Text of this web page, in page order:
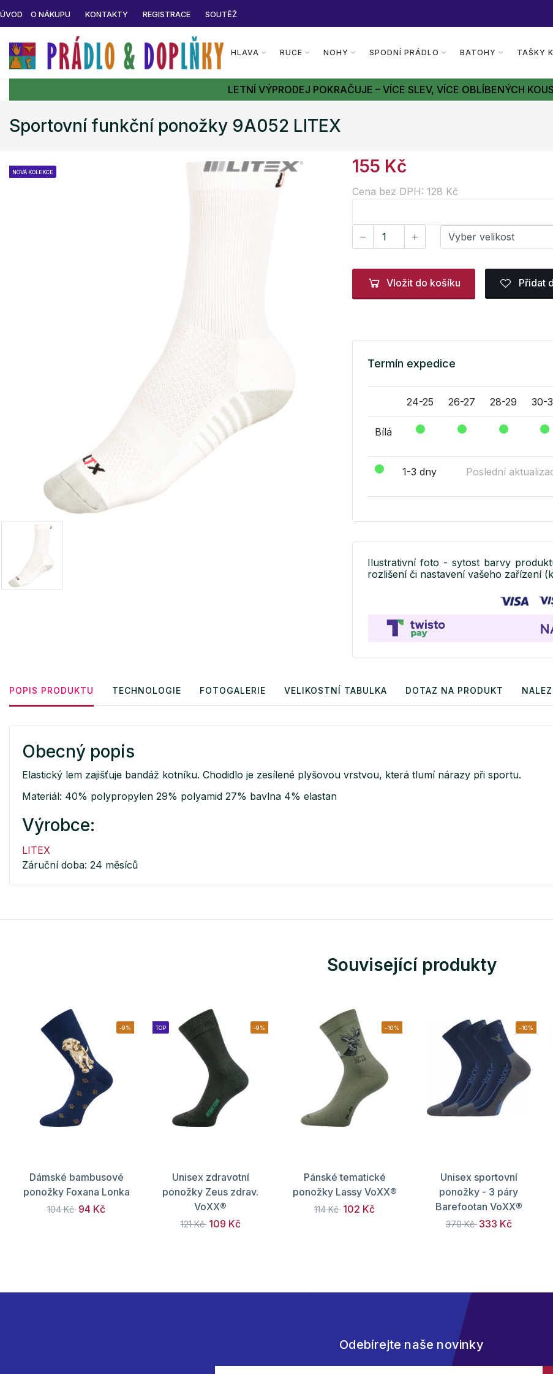
ÚVOD O NÁKUPU KONTAKTY REGISTRACE SOUTĚŽ
HLAVA RUCE NOHY SPODNÍ PRÁDLO BATOHY TAŠKY
LETNÍ VÝPRODEJ POKRAČUJE – VÍCE SLEV, VÍCE OBLÍBENÝCH
Sportovní funkční ponožky 9A052 LITEX
NOVÁ KOLEKCE 155 Kč
Cena bez DPH: 128 Kč
Vložit do košíku Přidat
Termín expedice
24-25 26-27 28-29 30-
Bílá
1-3 dny Poslední
Ilustrativní foto - sytost barvy
rozlišení či nastavení vašeho zařízení
POPIS PRODUKTU TECHNOLOGIE FOTOGALERIE VELIKOSTNÍ TABULKA DOTAZ NA PRODUKT
Obecný popis
Elastický lem zajišťuje bandáž kotníku. Chodidlo je zesílené plyšovou vrstvou, která tlumí nárazy při sportu.
Materiál: 40% polypropylen 29% polyamid 27% bavlna 4% elastan
Výrobce:
LITEX
Záruční doba: 24 měsíců
Související produkty
-9%
Dámské bambusové
ponožky Foxana Lonka
104 Kč 94 Kč
TOP -9%
Unisex zdravotní
ponožky Zeus zdrav.
VoXX®
121 Kč 109 Kč
-10%
Pánské tematické
ponožky Lassy VoXX®
114 Kč 102 Kč
-10%
Unisex sportovní
ponožky - 3 páry
Barefootan VoXX®
370 Kč 333 Kč
Odebírejte naše novinky